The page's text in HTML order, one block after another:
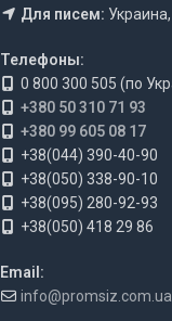
Для писем:
Телефоны:
0 800 300 505 (по
+380 50 310 71 93
+380 99 605 08 17
+38(044) 390-40-90
+38(050) 338-90-10
+38(095) 280-92-93
+38(050) 418 29 86
Email:
info@promsiz.com.ua